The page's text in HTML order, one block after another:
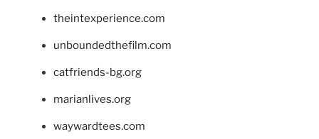
theintexperience.com
unboundedthefilm.com
catfriends-bg.org
marianlives.org
waywardtees.com